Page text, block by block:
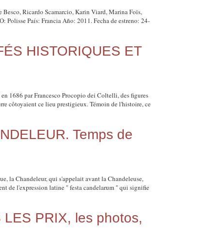
Ricardo Scamarcio, Karin Viard, Marina Foïs,
País: Francia Año: 2011. Fecha de estreno: 24-
HISTORIQUES ET
1686 par Francesco Procopio dei Coltelli, des figures
côtoyaient ce lieu prestigieux. Témoin de l'histoire, ce
Temps de
la Chandeleur, qui s'appelait avant la Chandeleuse,
de l'expression latine " festa candelarum " qui signifie
PRIX, les photos,